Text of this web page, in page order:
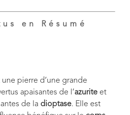
en Résumé
une pierre d’une grande
apaisantes de l’azurite et
de la dioptase. Elle est